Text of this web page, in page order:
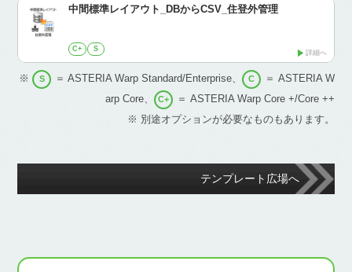
中間標準レイアウト_DBからCSV_住登外管理
C+ S 詳細へ
※ S ＝ ASTERIA Warp Standard/Enterprise、 C
＝ ASTERIA W
arp Core、
C+
＝ ASTERIA Warp Core +/Core ++
※ 別途オプションが必要なものもあります。
テンプレート広場へ